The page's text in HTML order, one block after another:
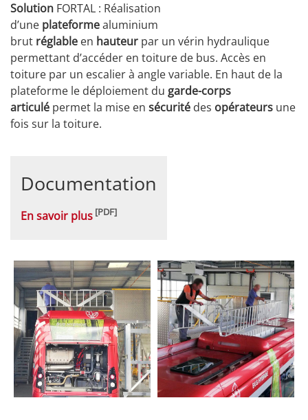
Solution FORTAL : Réalisation
d’une plateformealuminium
brut réglable en hauteur par un vérin hydraulique
permettant d’accéder en toiture de bus. Accès en
toiture par un escalier à angle variable. En haut de la
plateforme le déploiement du garde-corps
articulé permet la mise en sécurité des opérateurs une
fois sur la toiture.
Documentation
En savoir plus